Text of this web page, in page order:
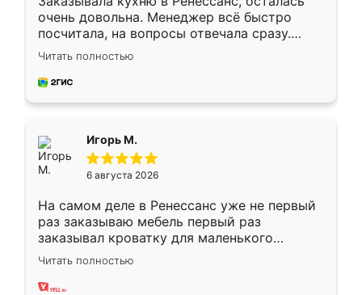
очень довольна. Менеджер всё быстро
посчитала, на вопросы отвечала сразу.
Замерщик приехал в субботу, подошёл к
делу со всей ответственностью. Собрали
за день, ребята работали аккуратно, даже
Читать полностью
Игорь М.
6 августа 2026
На самом деле в Ренессанс уже не первый
раз заказываю мебель первый раз
заказывал кроватку для маленького
ребёнка при его рождении ,во второй раз
заказал шкаф-купе. По качеству очень
хорошее сборка достаточно быстрая,
Читать полностью